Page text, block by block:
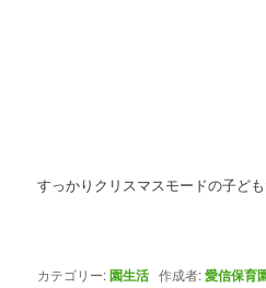
すっかりクリスマスモードの子ど
カテゴリー:園生活 作成者:愛信保育